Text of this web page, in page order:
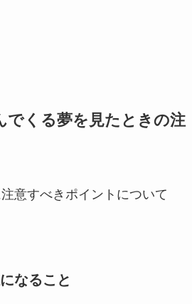
でくる夢を見たときの注
意すべきポイントについて
なること